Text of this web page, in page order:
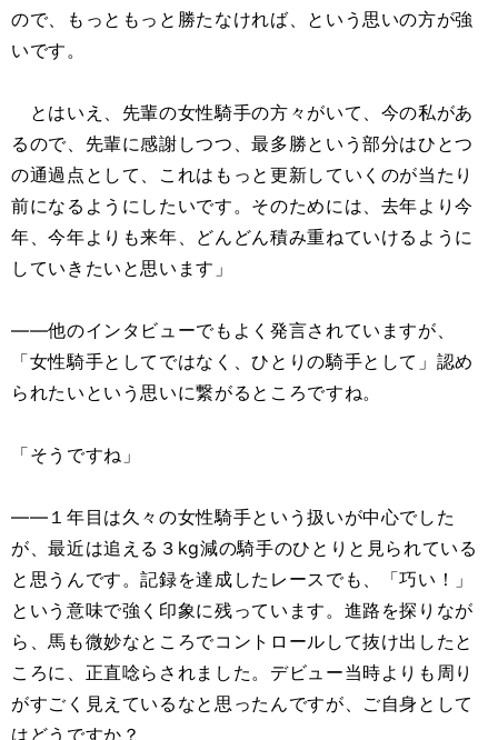
ので、もっともっと勝たなければ、という思いの方が強
いです。
とはいえ、先輩の女性騎手の方々がいて、今の私があ
るので、先輩に感謝しつつ、最多勝という部分はひとつ
の通過点として、これはもっと更新していくのが当たり
前になるようにしたいです。そのためには、去年より今
年、今年よりも来年、どんどん積み重ねていけるように
していきたいと思います」
――他のインタビューでもよく発言されていますが、
「女性騎手としてではなく、ひとりの騎手として」認め
られたいという思いに繋がるところですね。
「そうですね」
――１年目は久々の女性騎手という扱いが中心でした
が、最近は追える３kg減の騎手のひとりと見られている
と思うんです。記録を達成したレースでも、「巧い！」
という意味で強く印象に残っています。進路を探りなが
ら、馬も微妙なところでコントロールして抜け出したと
ころに、正直唸らされました。デビュー当時よりも周り
がすごく見えているなと思ったんですが、ご自身として
はどうですか？